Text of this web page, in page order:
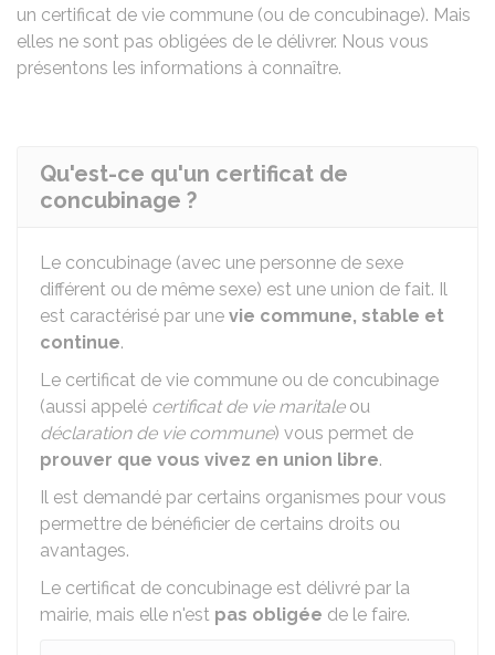
un certificat de vie commune (ou de concubinage). Mais
elles ne sont pas obligées de le délivrer. Nous vous
présentons les informations à connaître.
Qu'est-ce qu'un certificat de
concubinage ?
Le concubinage (avec une personne de sexe
différent ou de même sexe) est une union de fait. Il
est caractérisé par une vie commune, stable et
continue.
Le certificat de vie commune ou de concubinage
(aussi appelé certificat de vie maritaleou
déclaration de vie commune) vous permet de
prouver que vous vivez en union libre.
Il est demandé par certains organismes pour vous
permettre de bénéficier de certains droits ou
avantages.
Le certificat de concubinage est délivré par la
mairie, mais elle n'est pas obligée de le faire.